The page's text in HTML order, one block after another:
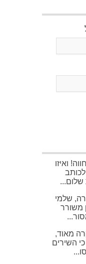
ואיזו
שלום...
שלמי
משורר
מאוד,
השירים